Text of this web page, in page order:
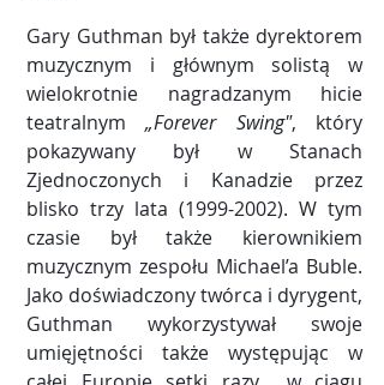
Gary Guthman był także dyrektorem
muzycznym i głównym solistą w
wielokrotnie nagradzanym hicie
teatralnym„Forever Swing", który
pokazywany był w Stanach
Zjednoczonych i Kanadzie przez
blisko trzy lata (1999-2002). W tym
czasie był także kierownikiem
muzycznym zespołu Michael’a Buble.
Jako doświadczony twórca i dyrygent,
Guthman wykorzystywał swoje
umięjętności także występując w